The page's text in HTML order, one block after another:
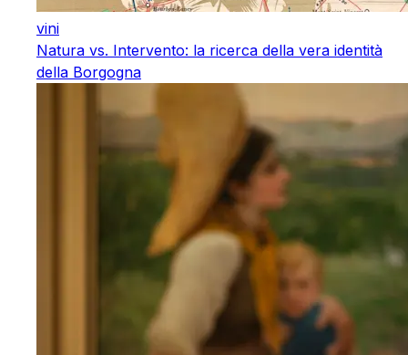
vini
Natura vs. Intervento: la ricerca della vera identità
della Borgogna